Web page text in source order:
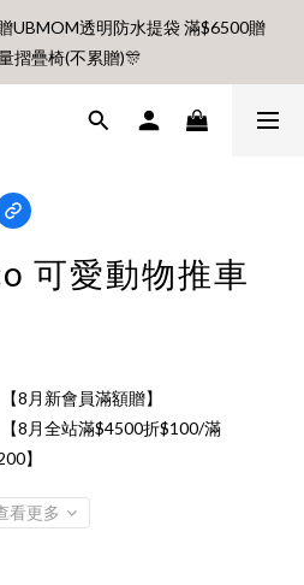
UBMOM透明防水提袋 滿$6500贈
摺疊椅(不累贈)🎊
UBMOM透明防水提袋 滿$6500贈
摺疊椅(不累贈)🎊
定平日免加價升等雙面景觀客房
員 首購免運🔥
UBMOM透明防水提袋 滿$6500贈
可愛動物推車
8月新會員滿額贈】
8月全站滿$4500折$100/滿
】
看更多